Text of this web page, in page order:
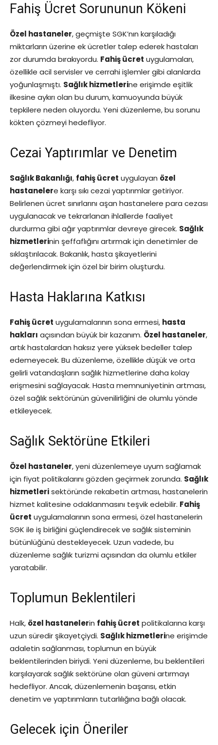
Fahiş Ücret Sorununun Kökeni
Özel hastaneler, geçmişte SGK’nın karşıladığı
miktarların üzerine ek ücretler talep ederek hastaları
zor durumda bırakıyordu. Fahiş ücret uygulamaları,
özellikle acil servisler ve cerrahi işlemler gibi alanlarda
yoğunlaşmıştı. Sağlık hizmetlerine erişimde eşitlik
ilkesine aykırı olan bu durum, kamuoyunda büyük
tepkilere neden oluyordu. Yeni düzenleme, bu sorunu
kökten çözmeyi hedefliyor.
Cezai Yaptırımlar ve Denetim
Sağlık Bakanlığı, fahiş ücret uygulayan özel
hastanelere karşı sıkı cezai yaptırımlar getiriyor.
Belirlenen ücret sınırlarını aşan hastanelere para cezası
uygulanacak ve tekrarlanan ihlallerde faaliyet
durdurma gibi ağır yaptırımlar devreye girecek. Sağlık
hizmetlerinin şeffaflığını artırmak için denetimler de
sıklaştırılacak. Bakanlık, hasta şikayetlerini
değerlendirmek için özel bir birim oluşturdu.
Hasta Haklarına Katkısı
Fahiş ücret uygulamalarının sona ermesi, hasta
hakları açısından büyük bir kazanım. Özel hastaneler,
artık hastalardan haksız yere yüksek bedeller talep
edemeyecek. Bu düzenleme, özellikle düşük ve orta
gelirli vatandaşların sağlık hizmetlerine daha kolay
erişmesini sağlayacak. Hasta memnuniyetinin artması,
özel sağlık sektörünün güvenilirliğini de olumlu yönde
etkileyecek.
Sağlık Sektörüne Etkileri
Özel hastaneler, yeni düzenlemeye uyum sağlamak
için fiyat politikalarını gözden geçirmek zorunda. Sağlık
hizmetlerisektöründe rekabetin artması, hastanelerin
hizmet kalitesine odaklanmasını teşvik edebilir. Fahiş
ücret uygulamalarının sona ermesi, özel hastanelerin
SGK ile iş birliğini güçlendirecek ve sağlık sisteminin
bütünlüğünü destekleyecek. Uzun vadede, bu
düzenleme sağlık turizmi açısından da olumlu etkiler
yaratabilir.
Toplumun Beklentileri
Halk, özel hastanelerin fahiş ücret politikalarına karşı
uzun süredir şikayetçiydi. Sağlık hizmetlerine erişimde
adaletin sağlanması, toplumun en büyük
beklentilerinden biriydi. Yeni düzenleme, bu beklentileri
karşılayarak sağlık sektörüne olan güveni artırmayı
hedefliyor. Ancak, düzenlemenin başarısı, etkin
denetim ve yaptırımların tutarlılığına bağlı olacak.
Gelecek için Öneriler